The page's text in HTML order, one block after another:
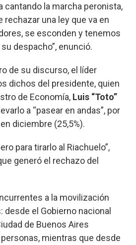
cantando la marcha peronista,
rechazar una ley que va en
se esconden y tenemos
despacho”, enunció.
de su discurso, el líder
dichos del presidente, quien
de Economía, Luis “Toto”
a “pasear en andas”, por
en diciembre (25,5%).
para tirarlo al Riachuelo”,
generó el rechazo del
a la movilización
desde el Gobierno nacional
de Buenos Aires
mientras que desde